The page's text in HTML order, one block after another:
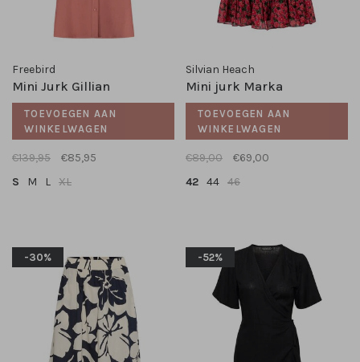
Freebird
Mini Jurk Gillian
TOEVOEGEN AAN
WINKELWAGEN
€139,95
€85,95
S
M L XL
Silvian Heach
Mini jurk Marka
TOEVOEGEN AAN
WINKELWAGEN
€89,00
€69,00
42 44 46
-30% -52%